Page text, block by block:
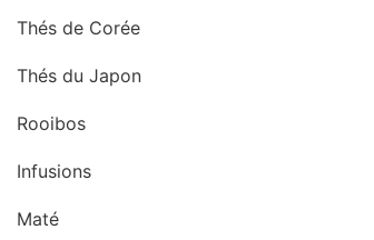
Thés de Corée
Thés du Japon
Rooibos
Infusions
Maté